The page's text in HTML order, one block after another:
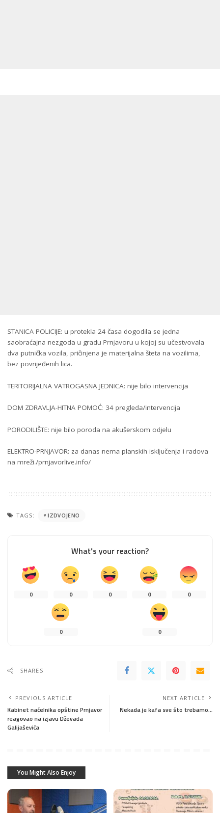
STANICA POLICIJE: u protekla 24 časa dogodila se jedna
saobraćajna nezgoda u gradu Prnjavoru u kojoj su učestvovala
dva putnička vozila, pričinjena je materijalna šteta na vozilima,
bez povrijeđenih lica.
TERITORIJALNA VATROGASNA JEDNICA: nije bilo intervencija
DOM ZDRAVLJA-HITNA POMOĆ: 34 pregleda/intervencija
PORODILIŠTE: nije bilo poroda na akušerskom odjelu
ELEKTRO-PRNJAVOR: za danas nema planskih isključenja i radova
na mreži./prnjavorlive.info/
TAGS: IZDVOJENO
What's your reaction?
0 0 0 0 0
0 0
SHARES
PREVIOUS ARTICLE
Kabinet načelnika opštine Prnjavor
reagovao na izjavu Dževada
Galijaševića
NEXT ARTICLE
Nekada je kafa sve što trebamo…
You Might Also Enjoy